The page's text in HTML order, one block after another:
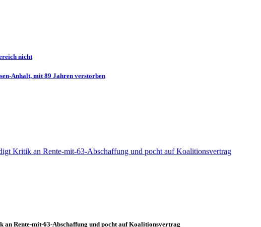
nicht
Anhalt, mit 89 Jahren verstorben
Rente-mit-63-Abschaffung und pocht auf Koalitionsvertrag